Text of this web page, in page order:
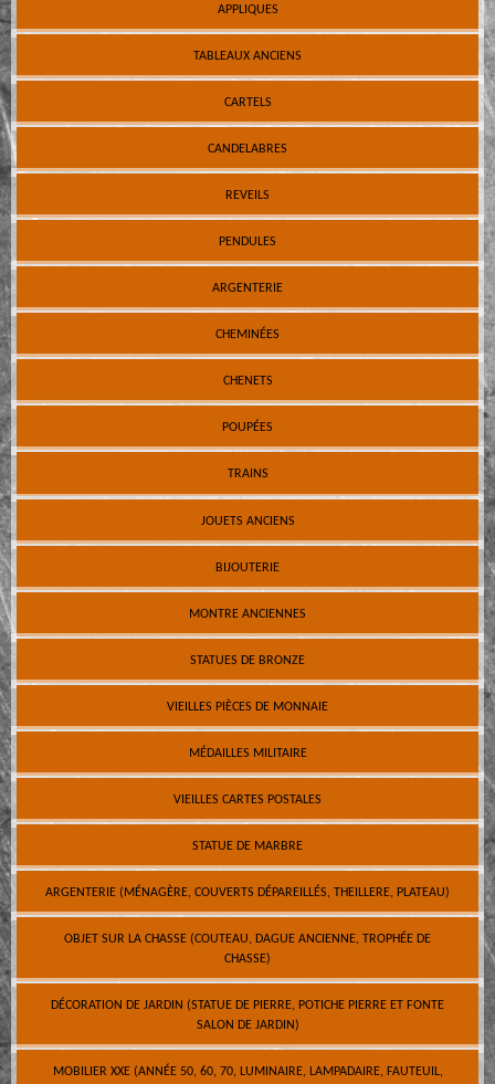
APPLIQUES
TABLEAUX ANCIENS
CARTELS
CANDELABRES
REVEILS
PENDULES
ARGENTERIE
CHEMINÉES
CHENETS
POUPÉES
TRAINS
JOUETS ANCIENS
BIJOUTERIE
MONTRE ANCIENNES
STATUES DE BRONZE
VIEILLES PIÈCES DE MONNAIE
MÉDAILLES MILITAIRE
VIEILLES CARTES POSTALES
STATUE DE MARBRE
ARGENTERIE (MÉNAGÈRE, COUVERTS DÉPAREILLÉS, THEILLERE, PLATEAU)
OBJET SUR LA CHASSE (COUTEAU, DAGUE ANCIENNE, TROPHÉE DE
CHASSE)
DÉCORATION DE JARDIN (STATUE DE PIERRE, POTICHE PIERRE ET FONTE
SALON DE JARDIN)
MOBILIER XXE (ANNÉE 50, 60, 70, LUMINAIRE, LAMPADAIRE, FAUTEUIL,